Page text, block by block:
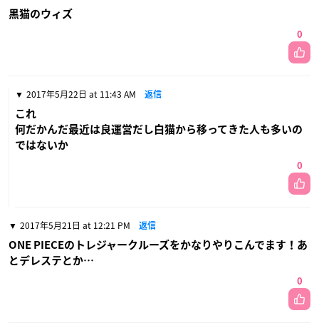
黒猫のウィズ
0
2017年5月22日 at 11:43 AM 返信
これ
何だかんだ最近は良運営だし白猫から移ってきた人も多いの
ではないか
0
2017年5月21日 at 12:21 PM 返信
ONE PIECEのトレジャークルーズをかなりやりこんでます！あ
とデレステとか…
0